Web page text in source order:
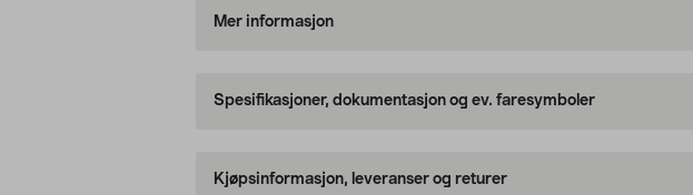
Mer informasjon
Spesifikasjoner, dokumentasjon og ev. faresymboler
Kjøpsinformasjon, leveranser og returer